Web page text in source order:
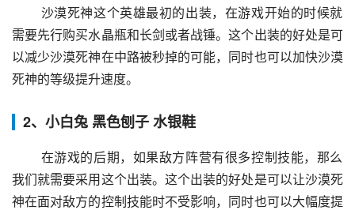
需要先行购买水晶瓶和长剑或者战锤。这个出装的好处是可
以减少沙漠死神在中路被秒掉的可能，同时也可以加快沙漠
死神的等级提升速度。
2、小白兔 黑色刨子 水银鞋
我们就需要采用这个出装。这个出装的好处是可以让沙漠死
神在面对敌方的控制技能时不受影响，同时也可以大幅度提